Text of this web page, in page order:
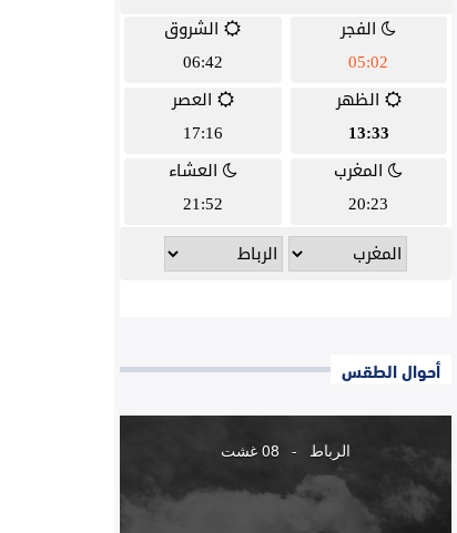
أحوال الطقس
الرباط - 08 غشت